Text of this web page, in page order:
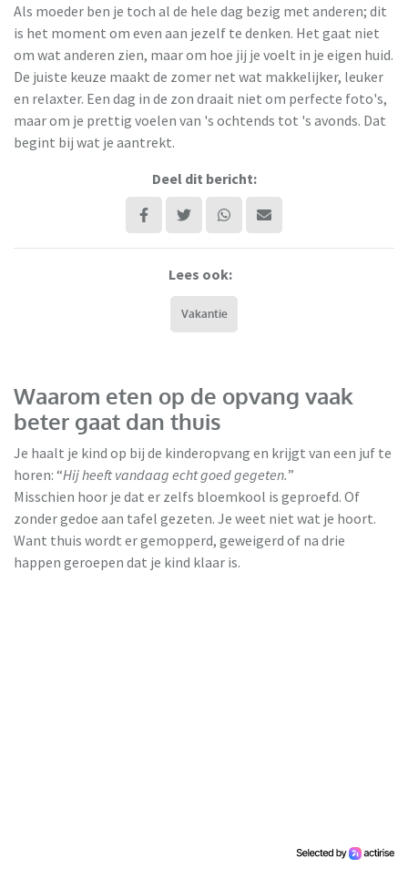
Als moeder ben je toch al de hele dag bezig met anderen; dit
is het moment om even aan jezelf te denken. Het gaat niet
om wat anderen zien, maar om hoe jij je voelt in je eigen huid.
De juiste keuze maakt de zomer net wat makkelijker, leuker
en relaxter. Een dag in de zon draait niet om perfecte foto's,
maar om je prettig voelen van 's ochtends tot 's avonds. Dat
begint bij wat je aantrekt.
Deel dit bericht:
Lees ook:
Vakantie
Waarom eten op de opvang vaak
beter gaat dan thuis
Je haalt je kind op bij de kinderopvang en krijgt van een juf te
horen: “Hij heeft vandaag echt goed gegeten.”
Misschien hoor je dat er zelfs bloemkool is geproefd. Of
zonder gedoe aan tafel gezeten. Je weet niet wat je hoort.
Want thuis wordt er gemopperd, geweigerd of na drie
happen geroepen dat je kind klaar is.